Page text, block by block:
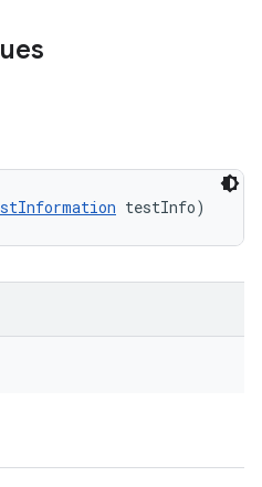
testInfo)